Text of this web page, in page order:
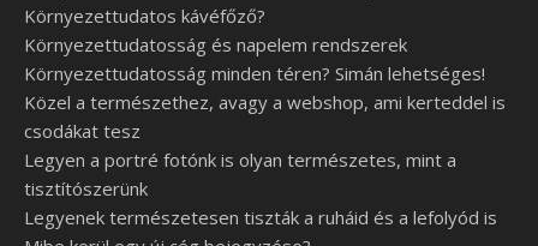
Környezettudatos kávéfőző?
Környezettudatosság és napelem rendszerek
Környezettudatosság minden téren? Simán lehetséges!
Közel a természethez, avagy a webshop, ami kerteddel is
csodákat tesz
Legyen a portré fotónk is olyan természetes, mint a
tisztítószerünk
Legyenek természetesen tiszták a ruháid és a lefolyód is